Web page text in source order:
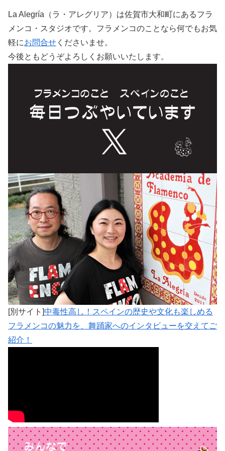
La Alegría（ラ・アレグリア）は佐賀市大和町にあるフラ
メンコ・スタジオです。フラメンコのことなら何でもお気
軽にお問合せ くださいませ。
今後ともどうぞよろしくお願いいたします。
[別サイト]中毒性高し！スペインの歴史や文化も楽しめる
フラメンコの魅力を、舞踊家へのインタビューを交えてご
紹介！